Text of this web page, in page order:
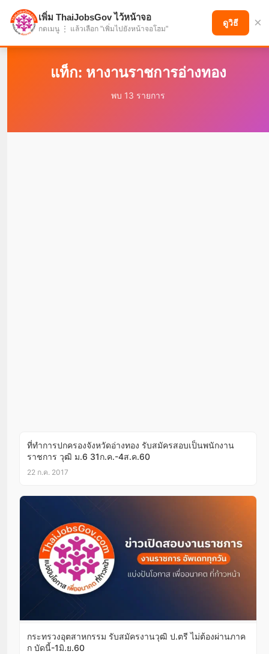
แบ่งปันโอกาส เพื่ออนาคตที่ก้าวหน้า
แท็ก: หางานราชการอ่างทอง
พบ 13 รายการ
ที่ทำการปกครองจังหวัดอ่างทอง รับสมัครสอบเป็นพนักงาน
ราชการ วุฒิ ม.6 31ก.ค.-4ส.ค.60
22 ก.ค. 2017
กระทรวงอุตสาหกรรม รับสมัครงานวุฒิ ป.ตรี ไม่ต้องผ่านภาค
ก บัดนี้-1มิ.ย.60
เพิ่ม ThaiJobsGov ไว้หน้าจอ
กดเมนู ⋮ แล้วเลือก "เพิ่มไปยังหน้าจอโฮม"
ดูวิธี ×